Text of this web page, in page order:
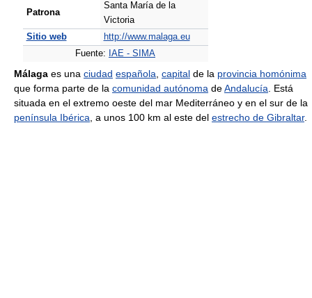
Patrona
Santa María de la
Victoria
Sitio web
http://www.malaga.eu
Fuente:
IAE - SIMA
Málaga es una ciudad española capital de la provincia homónima
que forma parte de la comunidad autónoma deAndalucía . Está
situada en el extremo oeste del mar Mediterráneo y en el sur de la
península Ibérica , a unos 100 km al este del estrecho de Gibraltar.